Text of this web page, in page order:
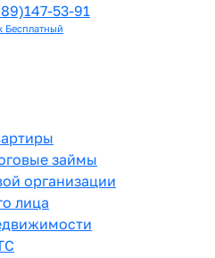
53-91
Бесплатный
займы
организации
лица